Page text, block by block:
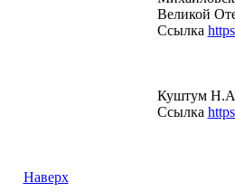
Великой
Ссылка
Куштум
Ссылка
Наверх